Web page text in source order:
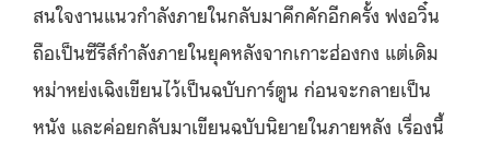
สนใจงานแนวกำลังภายในกลับมาคึกคักอีกครั้ง ฟงอวิ๋น
ถือเป็นซีรีส์กำลังภายในยุคหลังจากเกาะฮ่องกง แต่เดิม
หม่าหย่งเฉิงเขียนไว้เป็นฉบับการ์ตูน ก่อนจะกลายเป็น
หนัง และค่อยกลับมาเขียนฉบับนิยายในภายหลัง เรื่องนี้